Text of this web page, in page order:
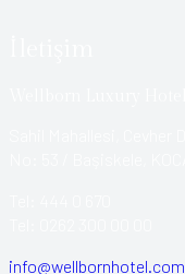
info@wellbornhotel.com